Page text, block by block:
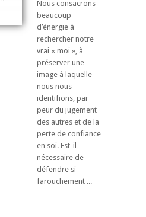
Nous consacrons
beaucoup
d’énergie à
rechercher notre
vrai « moi », à
préserver une
image à laquelle
nous nous
identifions, par
peur du jugement
des autres et de la
perte de confiance
en soi. Est-il
nécessaire de
défendre si
farouchement ...